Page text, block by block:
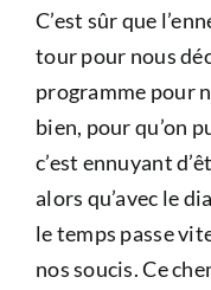
C’est sûr que
tour pour nous
programme pour
bien, pour qu’on
c’est ennuyant
alors qu’avec le
le temps passe
nos soucis. Ce